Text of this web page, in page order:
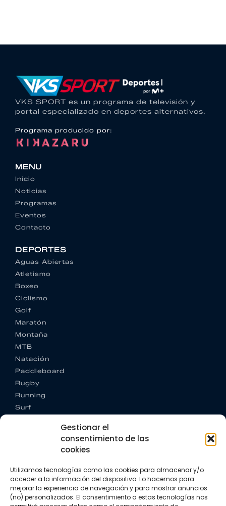
Gestionar el
consentimiento de las
cookies
Utilizamos tecnologías como las cookies para almacenar y/o
acceder a la información del dispositivo. Lo hacemos para
mejorar la experiencia de navegación y para mostrar anuncios
(no) personalizados. El consentimiento a estas tecnologías nos
VKS SPORT es un programa de televisión y
portal especializado en deportes alternativos.
Programa producido por:
MENU
Inicio
Noticias
Programas
Eventos
Contacto
DEPORTES
Aguas Abiertas
Atletismo
Boxeo
Ciclismo
Golf
Maratón
Montaña
MTB
Natación
Paddleboard
Rugby
Running
Surf
CONTACTO
+34 662 342 177
info@vkssport.com
SÍGUENOS